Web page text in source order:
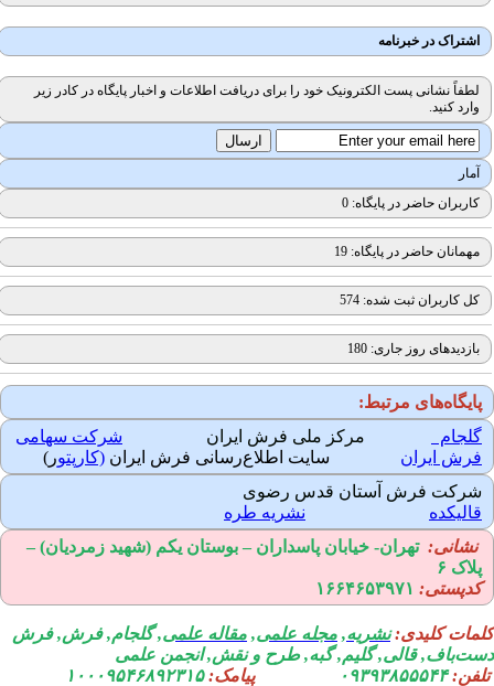
اشتراک در خبرنامه
لطفاً نشانی پست الکترونیک خود را برای دریافت اطلاعات و اخبار پایگاه در کادر زیر
وارد کنید.
آمار
کاربران حاضر در پایگاه: 0
مهمانان حاضر در پایگاه: 19
کل کاربران ثبت شده: 574
بازدیدهای روز جاری: 180
پایگاه‌های مرتبط:
گلجام
مرکز ملی فرش ایران
شرکت سهامی
فرش ایران سایت اطلاع‌رسانی فرش ایران(کارپتور)
شرکت فرش آستان قدس رضوی
قالیکده
نشریه طره
نشانی: تهران-خیابان پاسداران – بوستان یکم (شهید زمردیان) –
پلاک ۶
کدپستی:۱۶۶۴۶۵۳۹۷۱
کلیدی: نشریه,مجله علمی,مقاله علمی, گلجام, فرش, فرش
قالی, گلیم, گبه, طرح و نقش, انجمن علمی
۰۹۳۹۳۸۵۵۵۴۴ پیامک:
۱۰۰۰۹۵۴۶۸۹۲۳۱۵